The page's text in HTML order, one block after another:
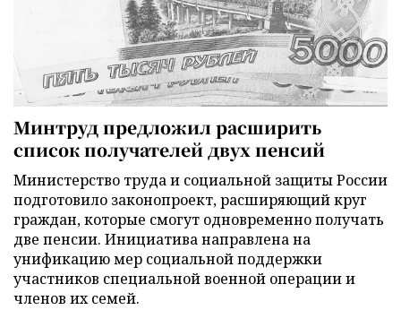
Минтруд предложил расширить
список получателей двух пенсий
Министерство труда и социальной защиты России
подготовило законопроект, расширяющий круг
граждан, которые смогут одновременно получать
две пенсии. Инициатива направлена на
унификацию мер социальной поддержки
участников специальной военной операции и
членов их семей.